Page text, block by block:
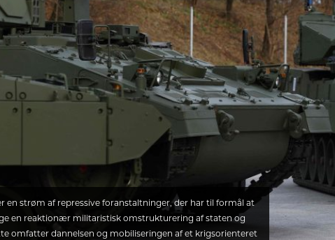
en strøm af repressive foranstaltninger, der har til formål at
en reaktionær militaristisk omstrukturering af staten og
omfatter dannelsen og mobiliseringen af et krigsorienteret